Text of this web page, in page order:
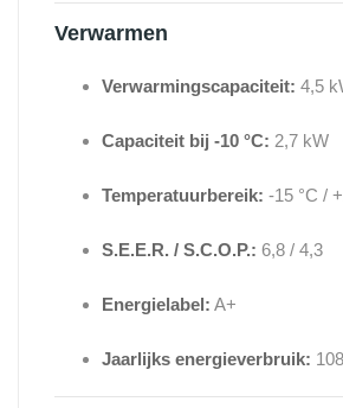
Verwarmen
Verwarmingscapaciteit: 4,5
Capaciteit bij -10 °C: 2,7 kW
Temperatuurbereik: -15 °C /
S.E.E.R. / S.C.O.P.: 6,8 / 4,3
Energielabel: A+
Jaarlijks energieverbruik: